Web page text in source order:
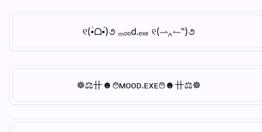
୧(•̀ᗝ•́)૭ ₘₒₒd.ₑₓₑ ୧(⇀‸↼‶)૭
☸⚖〹☻࿉ᴍᴏᴏᴅ.ᴇxᴇ࿉☻〹⚖☸